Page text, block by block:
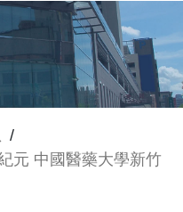
/
元 中國醫藥大學新竹